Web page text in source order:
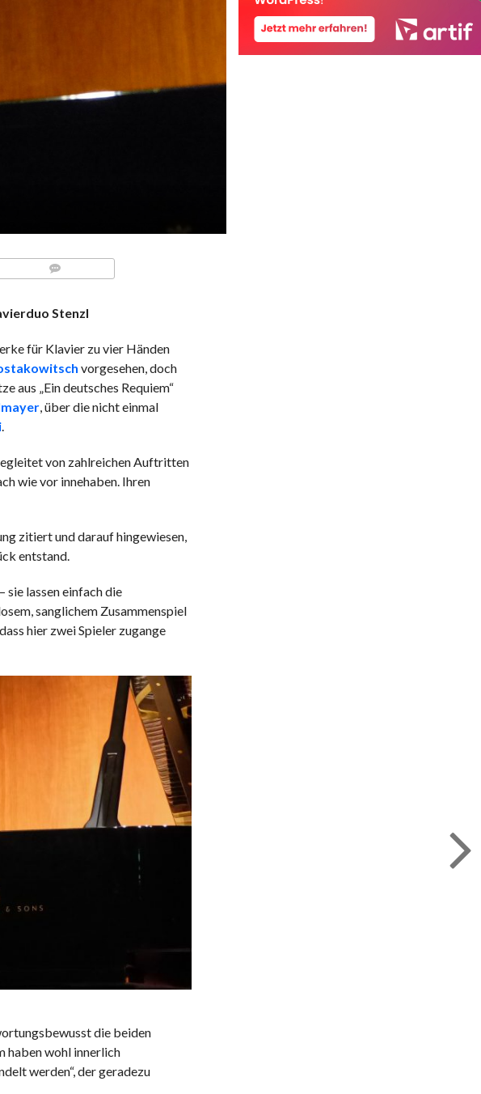
Stenzl
für Klavier zu vier Händen
vorgesehen, doch
aus „Ein deutsches Requiem“
, über die nicht einmal
.
von zahlreichen Auftritten
wie vor innehaben. Ihren
zitiert und darauf hingewiesen,
entstand.
sie lassen einfach die
sanglichem Zusammenspiel
hier zwei Spieler zugange
die beiden
haben wohl innerlich
werden“, der geradezu